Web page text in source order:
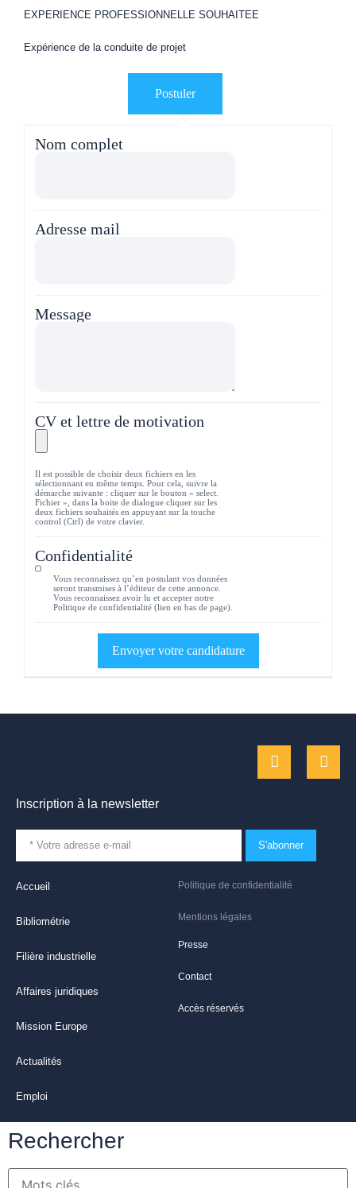
EXPERIENCE PROFESSIONNELLE SOUHAITEE
Expérience de la conduite de projet
Nom complet
Adresse mail
Message
CV et lettre de motivation
Il est possible de choisir deux fichiers en les
sélectionnant en même temps. Pour cela, suivre la
démarche suivante : cliquer sur le bouton « select.
Fichier », dans la boite de dialogue cliquer sur les
deux fichiers souhaités en appuyant sur la touche
control (Ctrl) de votre clavier.
Confidentialité
Vous reconnaissez qu’en postulant vos données
seront transmises à l’éditeur de cette annonce.
Vous reconnaissez avoir lu et accepter notre
Politique de confidentialité (lien en bas de page).
Politique de confidentialité
Mentions légales
Presse
Contact
Accès réservés
Accueil
Bibliométrie
Filière industrielle
Affaires juridiques
Mission Europe
Actualités
Emploi
Inscription à la newsletter
S'abonner
Rechercher